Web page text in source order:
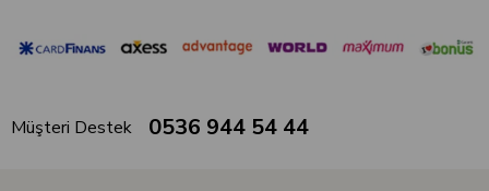
Müşteri Destek 0536 944 54 44